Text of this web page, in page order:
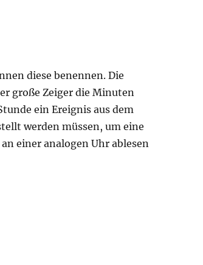
diese benennen. Die
große Zeiger die Minuten
ein Ereignis aus dem
werden müssen, um eine
einer analogen Uhr ablesen